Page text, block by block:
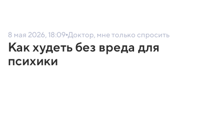
8 мая 2026, 18:09 Доктор, мне только спросить
Как худеть без вреда для
психики